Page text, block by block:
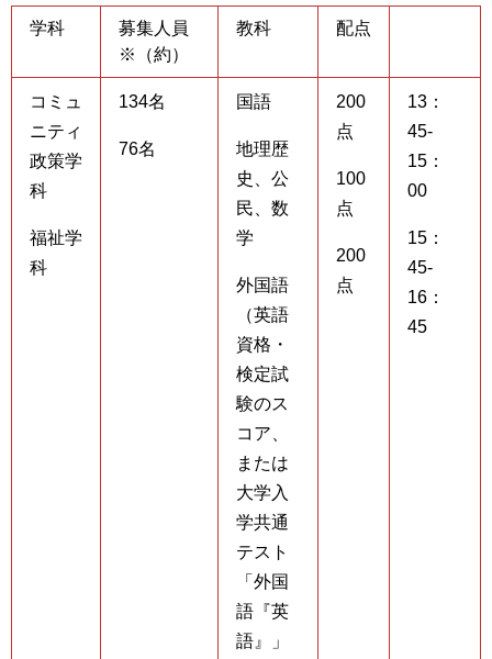
学科
募集人員
※（約）
教科 配点
コミュ
ニティ
政策学
科
福祉学
科
134名
76名
国語
地理歴
史、公
民、数
学
外国語
（英語
資格・
検定試
験のス
コア、
または
大学入
学共通
テスト
「外国
語『英
語』」
200
点
100
点
200
点
13：
45-
15：
00
15：
45-
16：
45